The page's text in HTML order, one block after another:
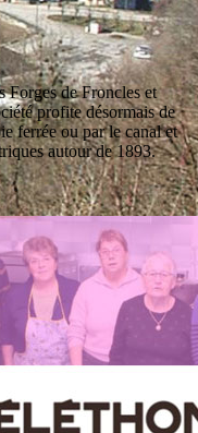
Forges de Froncles et
profite désormais de
ferrée ou par le canal et
autour de 1893.